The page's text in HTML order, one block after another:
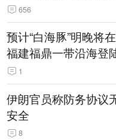
656
预计“白海豚”明晚将
福建福鼎一带沿海登
1
伊朗官员称防务协议
安全
8